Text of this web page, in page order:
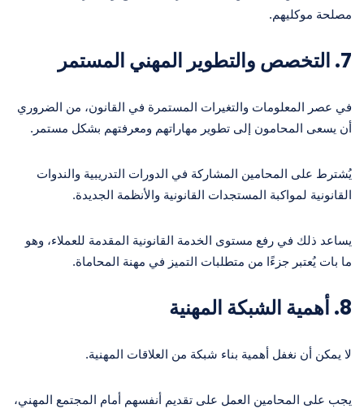
مصلحة موكليهم.
7. التخصص والتطوير المهني المستمر
في عصر المعلومات والتغيرات المستمرة في القانون، من الضروري
أن يسعى المحامون إلى تطوير مهاراتهم ومعرفتهم بشكل مستمر.
يُشترط على المحامين المشاركة في الدورات التدريبية والندوات
القانونية لمواكبة المستجدات القانونية والأنظمة الجديدة.
يساعد ذلك في رفع مستوى الخدمة القانونية المقدمة للعملاء، وهو
ما بات يُعتبر جزءًا من متطلبات التميز في مهنة المحاماة.
8. أهمية الشبكة المهنية
لا يمكن أن نغفل أهمية بناء شبكة من العلاقات المهنية.
يجب على المحامين العمل على تقديم أنفسهم أمام المجتمع المهني،